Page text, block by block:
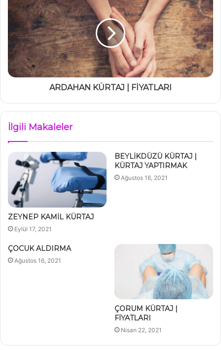
ARDAHAN KÜRTAJ | FİYATLARI
İlgili Makaleler
ZEYNEP KAMİL KÜRTAJ
Eylül 17, 2021
BEYLİKDÜZÜ KÜRTAJ |
KÜRTAJ YAPTIRMAK
Ağustos 16, 2021
ÇOCUK ALDIRMA
Ağustos 16, 2021
ÇORUM KÜRTAJ |
FİYATLARI
Nisan 22, 2021